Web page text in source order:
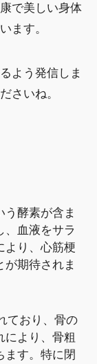
で美しい身体
ます。
よう発信しま
さいね。
酵素が含ま
、血液をサラ
より、心筋梗
期待されま
ており、骨の
により、骨粗
ます。特に閉